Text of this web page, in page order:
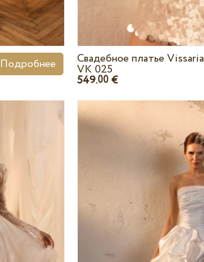
Подробнее Свадебное платье Vissaria
VK 025
549.00€